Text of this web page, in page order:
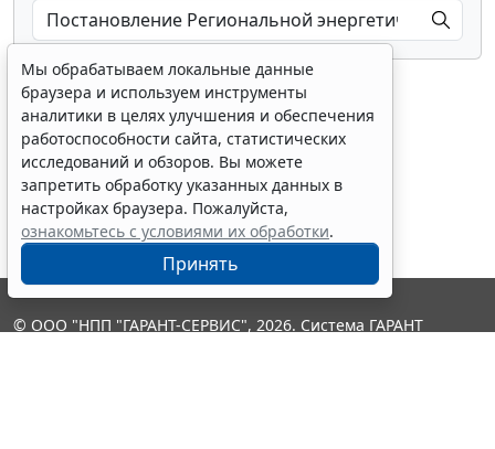
Показать все материалы
Мы обрабатываем локальные данные
браузера и используем инструменты
аналитики в целях улучшения и обеспечения
работоспособности сайта, статистических
исследований и обзоров. Вы можете
запретить обработку указанных данных в
настройках браузера. Пожалуйста,
ознакомьтесь с условиями их обработки.
Принять
© ООО "НПП "ГАРАНТ-СЕРВИС", 2026. Система ГАРАНТ